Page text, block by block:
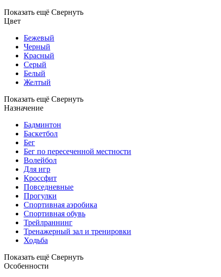
Показать ещё Свернуть
Цвет
Бежевый
Черный
Красный
Серый
Белый
Желтый
Показать ещё Свернуть
Назначение
Бадминтон
Баскетбол
Бег
Бег по пересеченной местности
Волейбол
Для игр
Кроссфит
Повседневные
Прогулки
Спортивная аэробика
Спортивная обувь
Трейлраннинг
Тренажерный зал и тренировки
Ходьба
Показать ещё Свернуть
Особенности